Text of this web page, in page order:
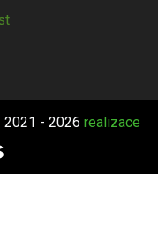
- 2026 realizace